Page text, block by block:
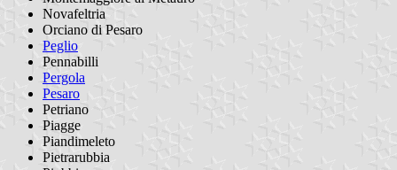
Novafeltria
Orciano di Pesaro
Peglio
Pennabilli
Pergola
Pesaro
Petriano
Piagge
Piandimeleto
Pietrarubbia